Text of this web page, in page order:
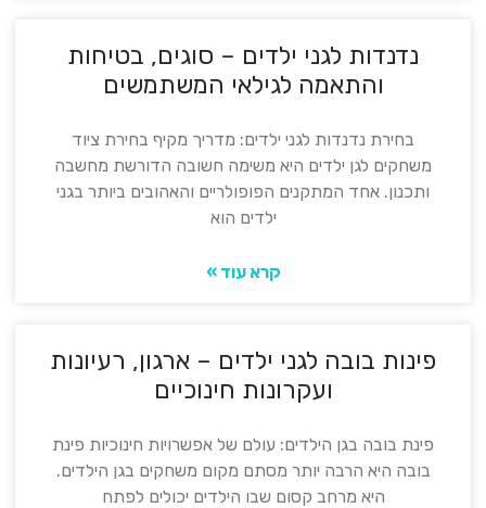
נדנדות לגני ילדים – סוגים, בטיחות
והתאמה לגילאי המשתמשים
בחירת נדנדות לגני ילדים: מדריך מקיף בחירת ציוד
משחקים לגן ילדים היא משימה חשובה הדורשת מחשבה
ותכנון. אחד המתקנים הפופולריים והאהובים ביותר בגני
ילדים הוא
קרא עוד »
פינות בובה לגני ילדים – ארגון, רעיונות
ועקרונות חינוכיים
פינת בובה בגן הילדים: עולם של אפשרויות חינוכיות פינת
בובה היא הרבה יותר מסתם מקום משחקים בגן הילדים.
היא מרחב קסום שבו הילדים יכולים לפתח